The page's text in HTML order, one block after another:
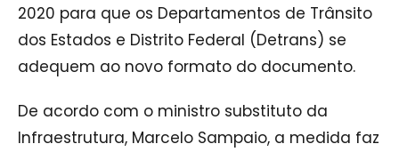
2020 para que os Departamentos de Trânsito
dos Estados e Distrito Federal (Detrans) se
adequem ao novo formato do documento.
De acordo com o ministro substituto da
Infraestrutura, Marcelo Sampaio, a medida faz